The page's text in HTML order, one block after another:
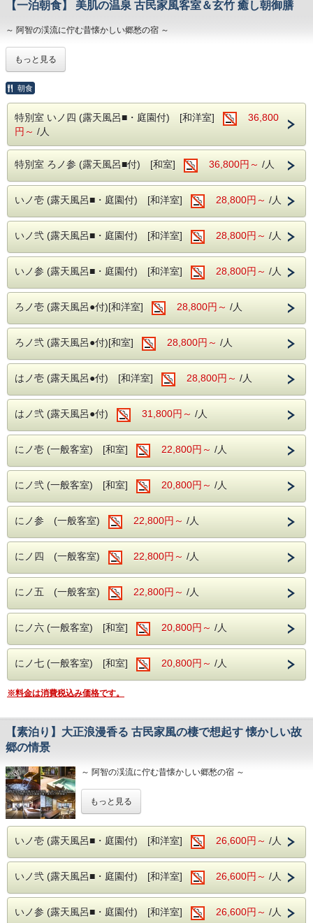
10:00～15:00
※満枠の際はご希望に添えない場合がございますことをご了
【一泊朝食】 美肌の温泉 古民家風客室＆玄竹 癒し朝御膳
～ 阿智の渓流に佇む昔懐かしい郷愁の宿 ～
～ 古宿で過ごす懐かしく暖かいノスタルジー ～
■玄竹の湯
・お肌蘇る国内屈指の極上『美肌の湯』昼神温泉。
・ナトリウムイオンでしっかり保湿。
・美肌に嬉しい湯ヂカラが昼神温泉には期待できます。
■玄竹での滞在を満喫
・夜はロビー併設のナイトバーでお酒や珈琲、
アイスクリームやソフトドリンクを無料で楽しめます。
※セルフ形式にて19時～22時まで利用可
・館内衛生対策もしっかりと。
昼神温泉の特徴である単純硫黄温泉(低張性アルカリ性高温泉)を思う存分堪能し
ていただき、
南信州の四季を感じられる山川の風情を満喫してください。
もっと見る
朝食
特別室 いノ四 (露天風呂■・庭園付) [和洋室]
36,800
円～ /人
特別室 ろノ参 (露天風呂■付) [和室] 36,800円～ /人
いノ壱 (露天風呂■・庭園付) [和洋室] 28,800円～ /人
いノ弐 (露天風呂■・庭園付) [和洋室] 28,800円～ /人
いノ参 (露天風呂■・庭園付) [和洋室] 28,800円～ /人
ろノ壱 (露天風呂●付)[和洋室] 28,800円～ /人
ろノ弐 (露天風呂●付)[和室] 28,800円～ /人
はノ壱 (露天風呂●付) [和洋室] 28,800円～ /人
はノ弐 (露天風呂●付) 31,800円～ /人
にノ壱 (一般客室) [和室] 22,800円～ /人
にノ弐 (一般客室) [和室] 20,800円～ /人
にノ参 (一般客室) 22,800円～ /人
にノ四 (一般客室) 22,800円～ /人
にノ五 (一般客室) 22,800円～ /人
にノ六 (一般客室) [和室] 20,800円～ /人
にノ七 (一般客室) [和室] 20,800円～ /人
※料金は消費税込み価格です。
【素泊り】大正浪漫香る 古民家風の棲で想起す 懐かしい故
郷の情景
～ 阿智の渓流に佇む昔懐かしい郷愁の宿 ～
～ 古宿で過ごす懐かしく暖かい時間 ～
※本プランは夕朝食の付かない素泊まりプランとなります。
■玄竹の湯
もっと見る
いノ壱 (露天風呂■・庭園付) [和洋室] 26,600円～ /人
いノ弐 (露天風呂■・庭園付) [和洋室] 26,600円～ /人
いノ参 (露天風呂■・庭園付) [和洋室] 26,600円～ /人